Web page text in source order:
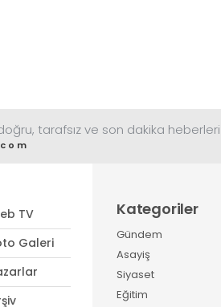
tarafsız ve son dakika heberleri
TV
Galeri
Kategoriler
Gündem
Asayiş
Siyaset
Eğitim